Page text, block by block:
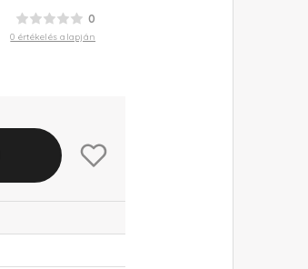
0
0 értékelés alapján